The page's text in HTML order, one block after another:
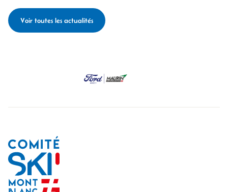
Voir toutes les actualités